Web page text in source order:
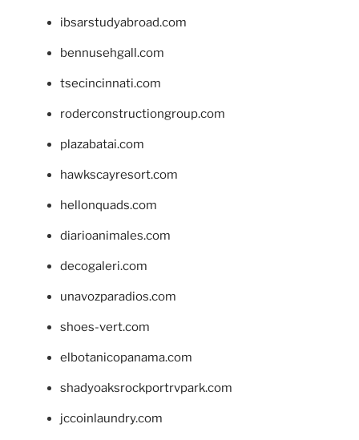
ibsarstudyabroad.com
bennusehgall.com
tsecincinnati.com
roderconstructiongroup.com
plazabatai.com
hawkscayresort.com
hellonquads.com
diarioanimales.com
decogaleri.com
unavozparadios.com
shoes-vert.com
elbotanicopanama.com
shadyoaksrockportrvpark.com
jccoinlaundry.com